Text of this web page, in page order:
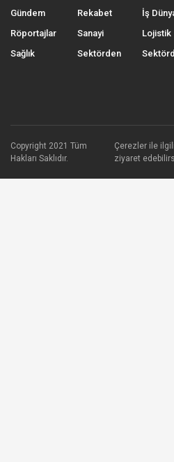
Gündem
Röportajlar
Sağlık
Rekabet
Sanayi
Sektörden
İş
Lojistik
Copyright 2021 Tüm
Hakları Saklıdır.
Çerezler ile
ziyaret